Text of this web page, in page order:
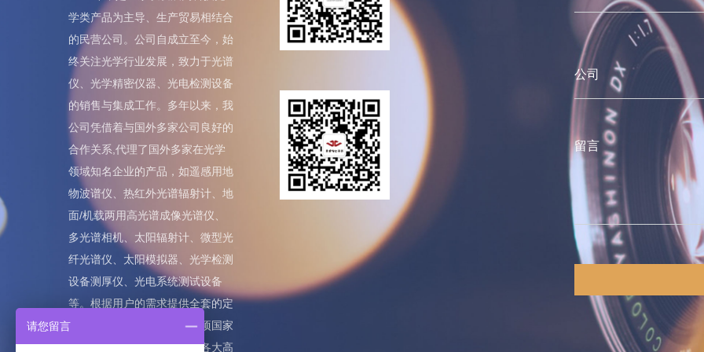
学类产品为主导、生产贸易相结合
的民营公司。公司自成立至今，始
终关注光学行业发展，致力于光谱
仪、光学精密仪器、光电检测设备
的销售与集成工作。多年以来，我
公司凭借着与国外多家公司良好的
合作关系,代理了国外多家在光学
领域知名企业的产品，如遥感用地
物波谱仪、热红外光谱辐射计、地
面/机载两用高光谱成像光谱仪、
多光谱相机、太阳辐射计、微型光
纤光谱仪、太阳模拟器、光学检测
设备测厚仪、光电系统测试设备
等。根据用户的需求提供全套的定
制化解决方案，并获取了多项国家
专利。目前，国内客户覆盖各大高
请您留言